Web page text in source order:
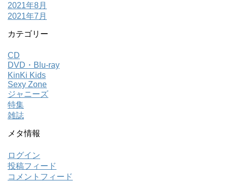
2021年8月
2021年7月
カテゴリー
CD
DVD・Blu-ray
KinKi Kids
Sexy Zone
ジャニーズ
特集
雑誌
メタ情報
ログイン
投稿フィード
コメントフィード